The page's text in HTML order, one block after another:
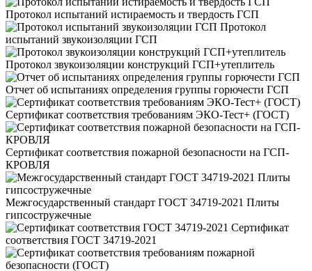
Протокол испытаний истираемость и твердость ГСП
Протокол
испытаний звукоизоляции ГСП
Протокол звукоизоляции конструкций ГСП+утеплитель
Отчет об испытаниях определения группы горючести ГСП
Сертификат соответствия требованиям ЭКО-Тест+ (ГОСТ)
Сертификат соответствия пожарной безопасности на ГСП-
КРОВЛЯ
Межгосударственный стандарт ГОСТ 34719-2021 Плиты
гипсостружечные
Сертификат
соответствия ГОСТ 34719-2021